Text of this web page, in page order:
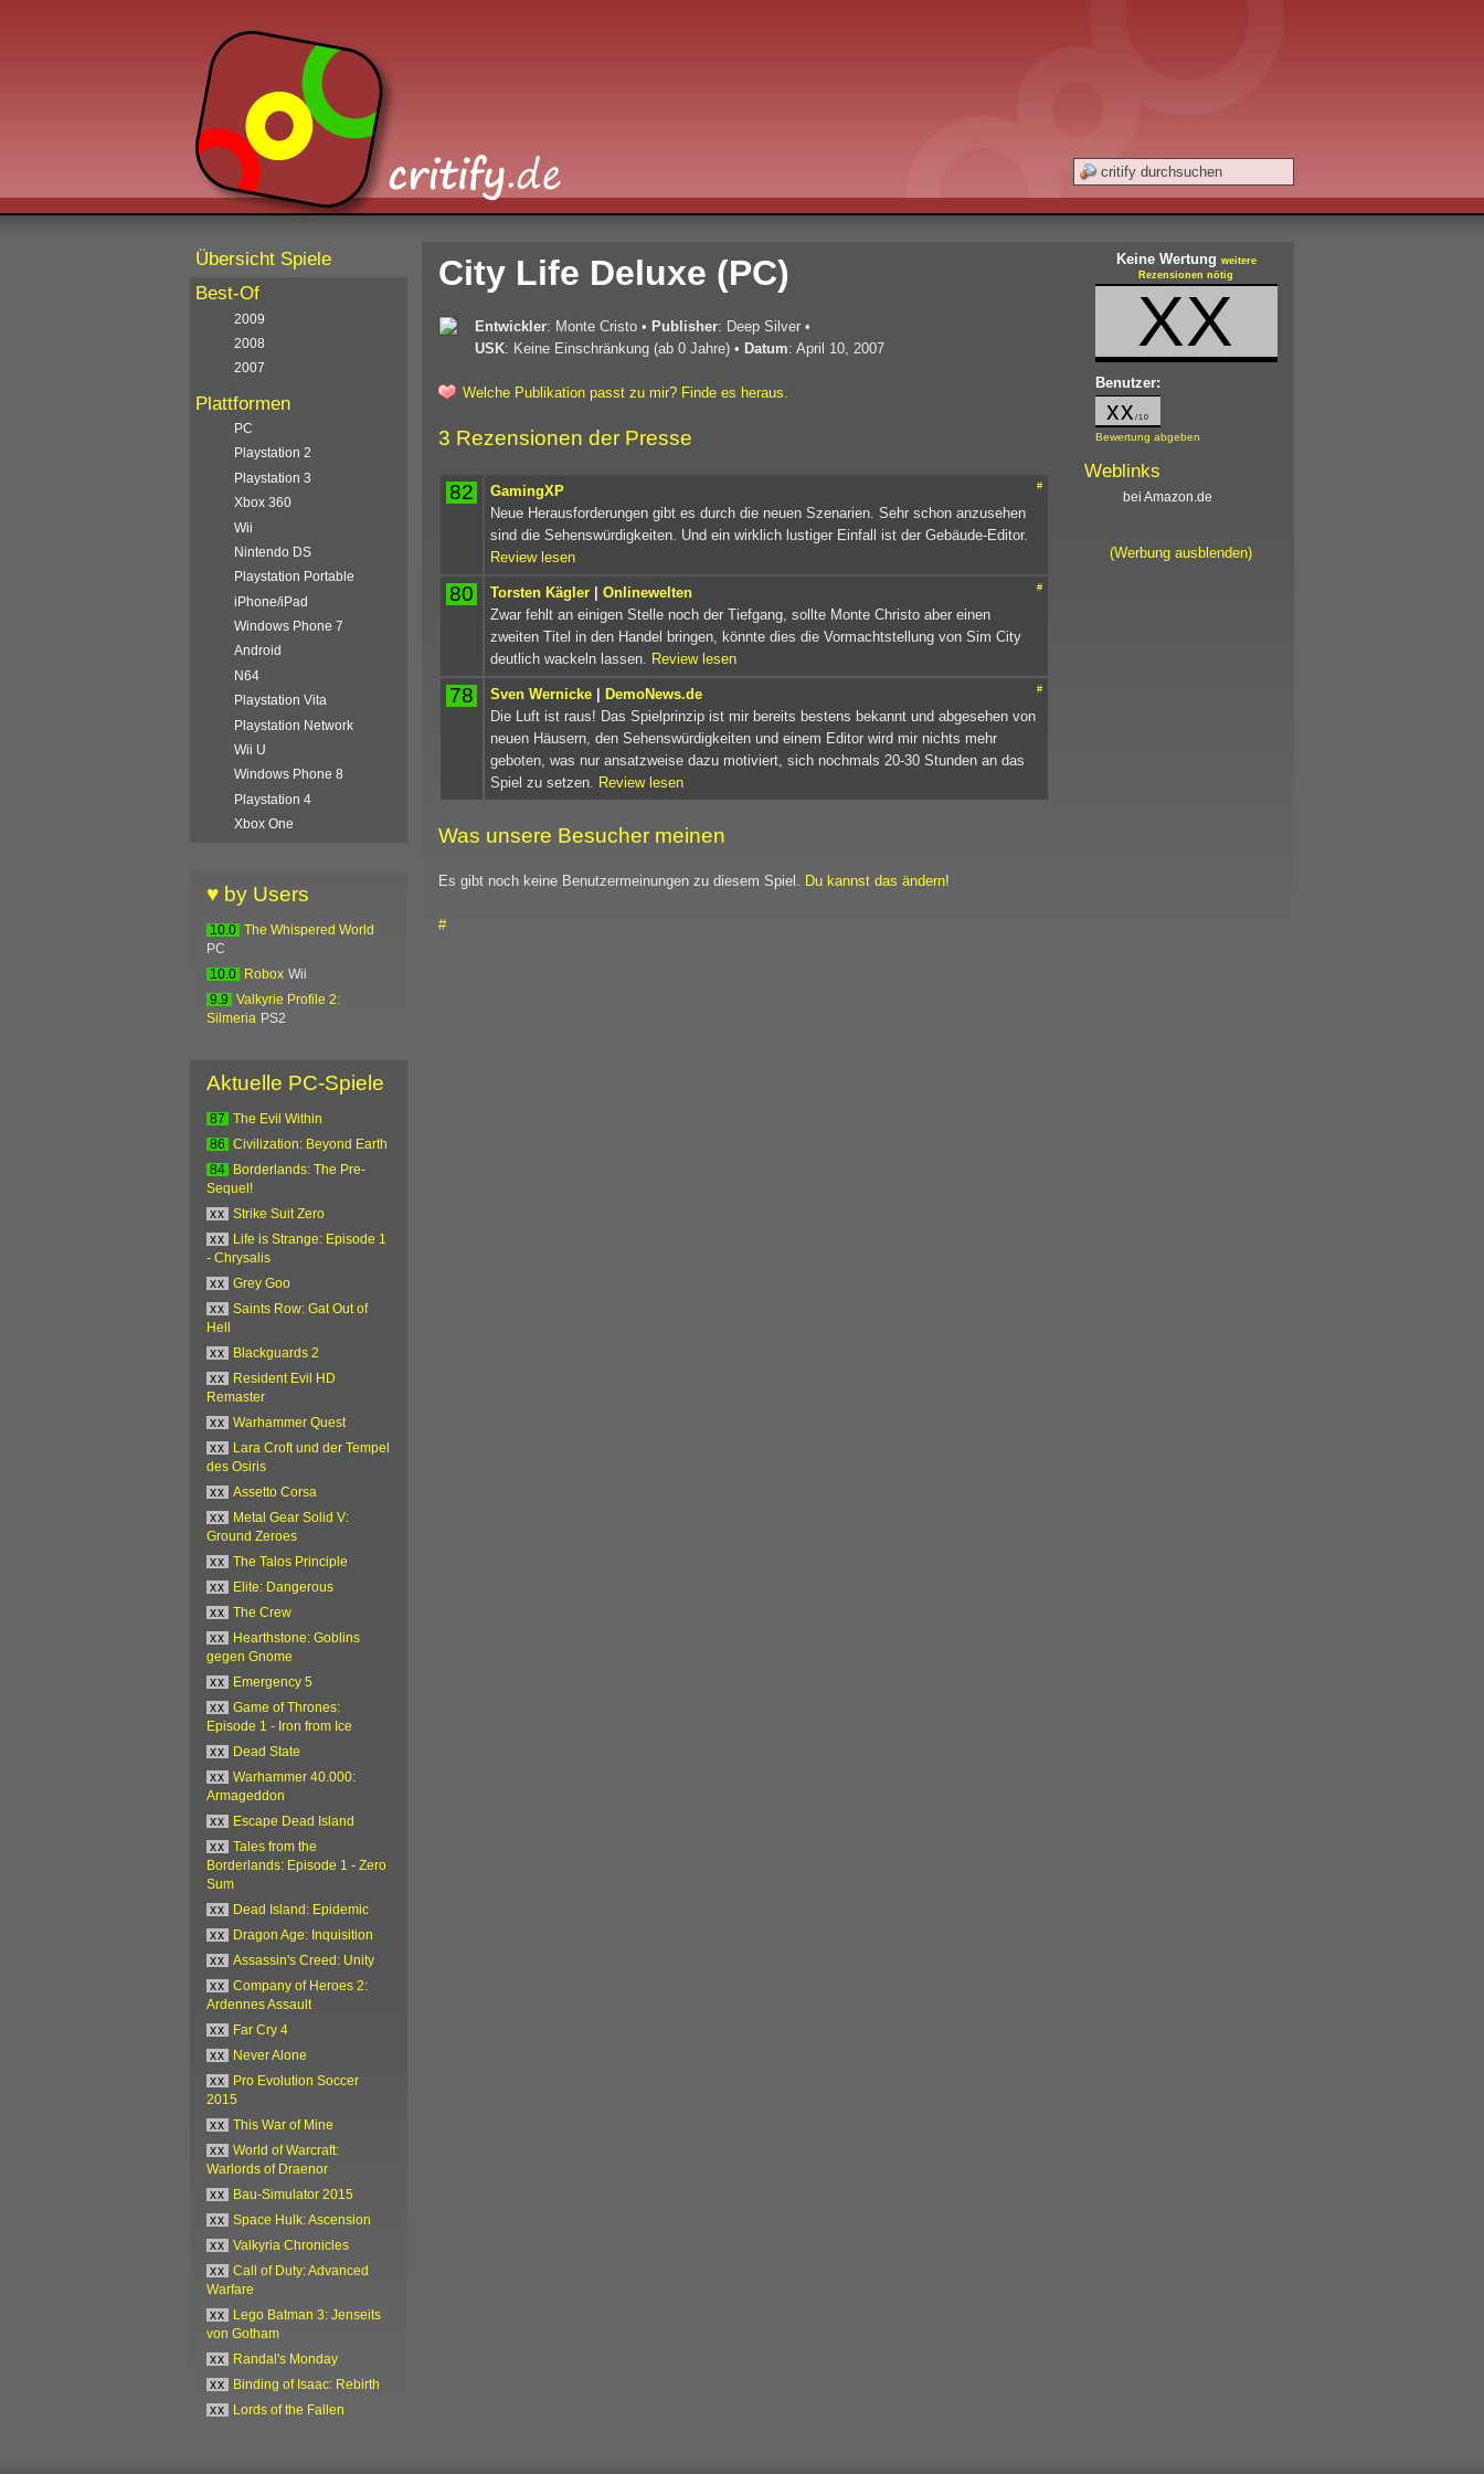
City Life Deluxe (PC)
Entwickler: Monte Cristo • Publisher: Deep Silver •
USK: Keine Einschränkung (ab 0 Jahre) • Datum: April 10, 2007
Welche Publikation passt zu mir? Finde es heraus.
3 Rezensionen der Presse
82 #
GamingXP
Neue Herausforderungen gibt es durch die neuen Szenarien. Sehr schon anzusehen
sind die Sehenswürdigkeiten. Und ein wirklich lustiger Einfall ist der Gebäude-Editor.
Review lesen
80 #
Torsten Kägler | Onlinewelten
Zwar fehlt an einigen Stelle noch der Tiefgang, sollte Monte Christo aber einen
zweiten Titel in den Handel bringen, könnte dies die Vormachtstellung von Sim City
deutlich wackeln lassen. Review lesen
78 #
Sven Wernicke | DemoNews.de
Die Luft ist raus! Das Spielprinzip ist mir bereits bestens bekannt und abgesehen von
neuen Häusern, den Sehenswürdigkeiten und einem Editor wird mir nichts mehr
geboten, was nur ansatzweise dazu motiviert, sich nochmals 20-30 Stunden an das
Spiel zu setzen. Review lesen
Was unsere Besucher meinen
Es gibt noch keine Benutzermeinungen zu diesem Spiel. Du kannst das ändern!
Keine Wertung weitere
Rezensionen nötig
XX
Benutzer:
xx /10
Bewertung abgeben
Weblinks
bei Amazon.de
(Werbung ausblenden)
#
Übersicht Spiele
Best-Of
2009
2008
2007
Plattformen
PC
Playstation 2
Playstation 3
Xbox 360
Wii
Nintendo DS
Playstation Portable
iPhone/iPad
Windows Phone 7
Android
N64
Playstation Vita
Playstation Network
Wii U
Windows Phone 8
Playstation 4
Xbox One
♥ by Users
10.0 The Whispered World
PC
10.0
Robox Wii
9.9
Valkyrie Profile 2:
Silmeria PS2
Aktuelle PC-Spiele
87
The Evil Within
86
Civilization: Beyond Earth
84
Borderlands: The Pre-
Sequel!
xx
Strike Suit Zero
xx
Life is Strange: Episode 1
- Chrysalis
xx
Grey Goo
xx
Saints Row: Gat Out of
Hell
xx
Blackguards 2
xx
Resident Evil HD
Remaster
xx
Warhammer Quest
xx
Lara Croft und der Tempel
des Osiris
xx
Assetto Corsa
xx
Metal Gear Solid V:
Ground Zeroes
xx
The Talos Principle
xx
Elite: Dangerous
xx
The Crew
xx
Hearthstone: Goblins
gegen Gnome
xx
Emergency 5
xx
Game of Thrones:
Episode 1 - Iron from Ice
xx
Dead State
xx
Warhammer 40.000:
Armageddon
xx
Escape Dead Island
xx
Tales from the
Borderlands: Episode 1 - Zero
Sum
xx
Dead Island: Epidemic
xx
Dragon Age: Inquisition
xx
Assassin's Creed: Unity
xx
Company of Heroes 2:
Ardennes Assault
xx
Far Cry 4
xx
Never Alone
xx
Pro Evolution Soccer
2015
xx
This War of Mine
xx
World of Warcraft:
Warlords of Draenor
xx
Bau-Simulator 2015
xx
Space Hulk: Ascension
xx
Valkyria Chronicles
xx
Call of Duty: Advanced
Warfare
xx
Lego Batman 3: Jenseits
von Gotham
xx
Randal's Monday
xx
Binding of Isaac: Rebirth
xx
Lords of the Fallen